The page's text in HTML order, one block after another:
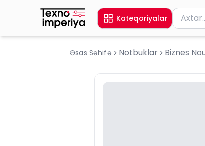
Kateqoriyalar Məhsul
Axtarış
Əsas Səhifə Notbuklar Biznes